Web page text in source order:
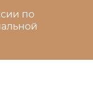
по